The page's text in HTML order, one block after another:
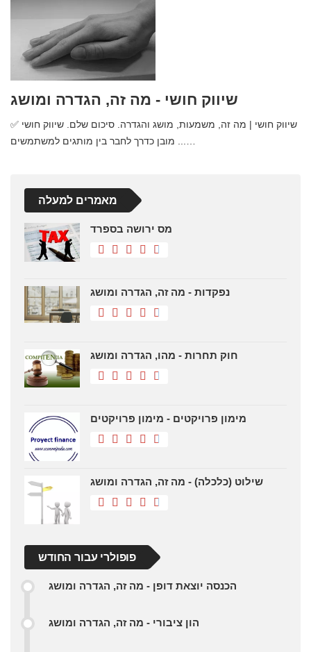
שיווק חושי - מה זה, הגדרה ומושג
✅ שיווק חושי | מה זה, משמעות, מושג והגדרה. סיכום שלם. שיווק חושי
מאמרים למעלה
מס ירושה בספרד
נפקדות - מה זה, הגדרה ומושג
חוק תחרות - מהו, הגדרה ומושג
מימון פרויקטים - מימון פרויקטים
שילוט (כלכלה) - מה זה, הגדרה ומושג
פופולרי עבור החודש
הכנסה יוצאת דופן - מה זה, הגדרה ומושג
הון ציבורי - מה זה, הגדרה ומושג